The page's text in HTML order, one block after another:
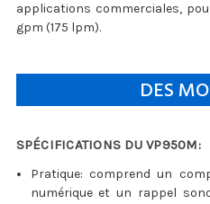
applications commerciales,
gpm (175 lpm).
DES
SPÉCIFICATIONS DU VP950M:
Pratique: comprend un
numérique et un rappel